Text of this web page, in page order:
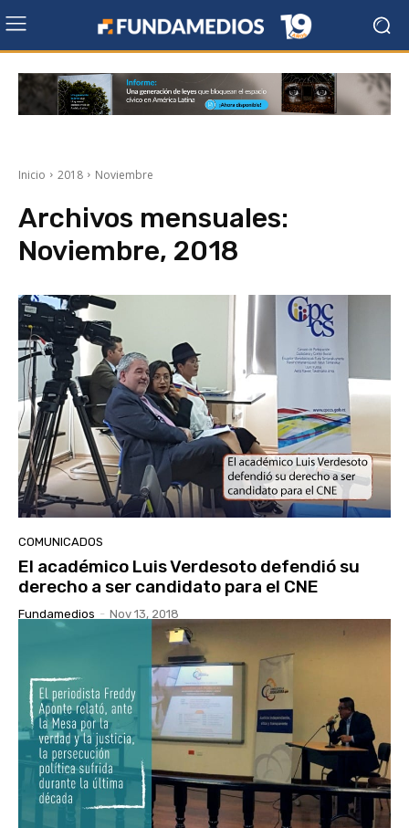
Inicio 2018 Noviembre
Archivos mensuales:
Noviembre, 2018
COMUNICADOS
El académico Luis Verdesoto defendió su
derecho a ser candidato para el CNE
Fundamedios - Nov 13, 2018